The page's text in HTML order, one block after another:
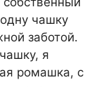
чашку
заботой.
я
ромашка, с